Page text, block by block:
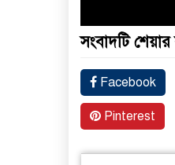
সংবাদটি
Facebook
Pinterest